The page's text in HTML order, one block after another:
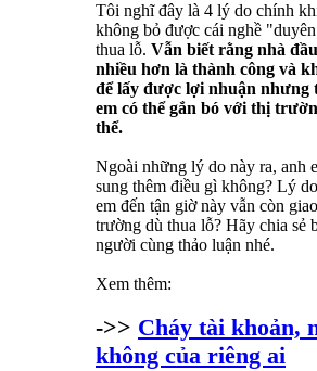
Tôi nghĩ đây là 4 lý do chính
không bỏ được cái nghề
thua lỗ. Vẫn biết rằng nhà
nhiều hơn là thành công và
để lấy được lợi nhuận nhưng
em có thể gắn bó với thị
thể.
Ngoài những lý do này ra, anh
sung thêm điều gì không? Lý
em đến tận giờ này vẫn còn
trường dù thua lỗ? Hãy chia sẻ
người cùng thảo luận nhé.
Xem thêm:
->> Cháy tài khoản,
không của riêng ai